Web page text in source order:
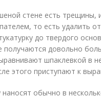
стене есть трещины,
то есть удалить
до твердого
получаются довольно
шпаклевкой в
этого приступают к
обычно в